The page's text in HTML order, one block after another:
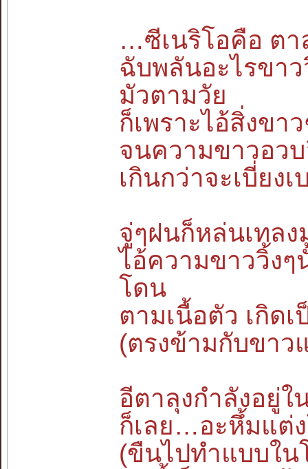
…ซีเนริโอคือ ตา
ฉับพลันอะไรขา
มัวตามวัย
ก็เพราะไอ้สิ่งข
จนความขาวอว
เกินกว่าจะเบี่ยง
จู่ๆฝนก็หล่นเทล
ไอ้ความขาววิ้ง
โดน
ตามเนื้อตัว เกิด
(ตรงข้ามกับขา
อีตาลุงกำลังอยู่
ก็เลย…อะหึ้มแต่
(ขืนไปทำแบบใน